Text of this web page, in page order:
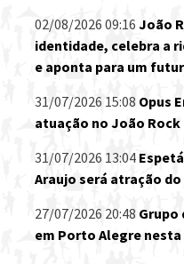
02/08/2026 09:16 João
identidade, celebra a
e aponta para um
31/07/2026 15:08 Opus
atuação no João
31/07/2026 13:04
Araujo será atração do
27/07/2026 20:48 Grupo
em Porto Alegre